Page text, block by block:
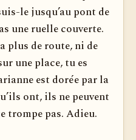
le jusqu’au pont de
une ruelle couverte.
plus de route, ni de
une place, tu es
est dorée par la
ont, ils ne peuvent
trompe pas. Adieu.